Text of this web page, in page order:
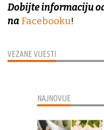
VEZANE VIJESTI
Dobijte informaciju
na Facebooku!
NAJNOVIJE